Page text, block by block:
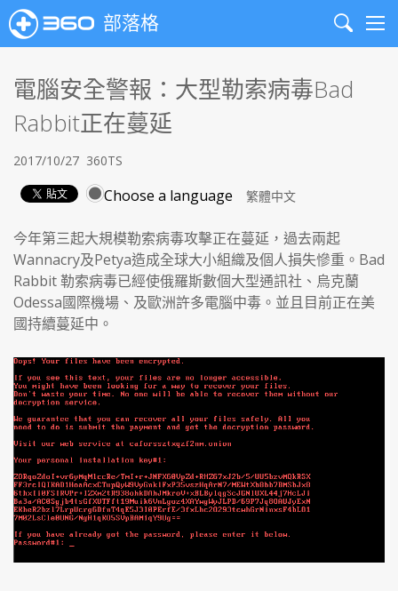
部落格
Search
電腦安全警報：大型勒索病毒Bad
Rabbit正在蔓延
2017/10/27 360TS
Choose a language
今年第三起大規模勒索病毒攻擊正在蔓延，過去兩起
Wannacry及Petya造成全球大小組織及個人損失慘重。Bad
Rabbit 勒索病毒已經使俄羅斯數個大型通訊社、烏克蘭
Odessa國際機場、及歐洲許多電腦中毒。並且目前正在美
國持續蔓延中。